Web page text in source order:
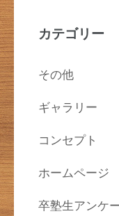
カテゴリー
その他
ギャラリー
コンセプト
ホームページ
卒塾生アンケ